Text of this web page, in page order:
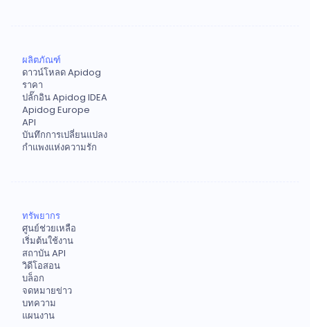
ผลิตภัณฑ์
ดาวน์โหลด Apidog
ราคา
ปลั๊กอิน Apidog IDEA
Apidog Europe
API
บันทึกการเปลี่ยนแปลง
กำแพงแห่งความรัก
ทรัพยากร
ศูนย์ช่วยเหลือ
เริ่มต้นใช้งาน
สถาบัน API
วิดีโอสอน
บล็อก
จดหมายข่าว
บทความ
แผนงาน